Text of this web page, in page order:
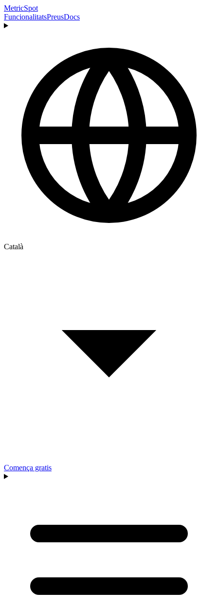
MetricSpot
FuncionalitatsPreusDocs
Català
Comença gratis